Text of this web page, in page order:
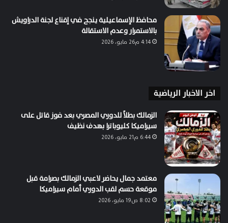
محافظ الإسماعيلية ينجح في إقناع لجنة الدراويش
بالاستمرار وعدم الاستقالة
4:14 م26 مايو، 2026
اخر الاخبار الرياضية
الزمالك بطلاً للدوري المصري بعد فوز قاتل على
سيراميكا كليوباترا بهدف نظيف
6:44 م21 مايو، 2026
معتمد جمال يحاضر لاعبي الزمالك بصرامة قبل
موقعة حسم لقب الدوري أمام سيراميكا
8:02 ص19 مايو، 2026